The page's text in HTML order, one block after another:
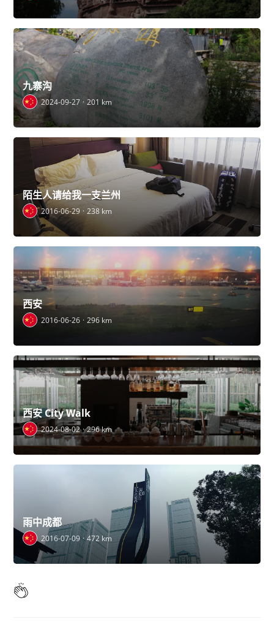
九寨沟
2024-09-27 201 km
陌生人请给我一支兰州
2016-06-29 238 km
西安
2016-06-26 296 km
西安 City Walk
2024-08-02 296 km
雨中成都
2016-07-09 472 km